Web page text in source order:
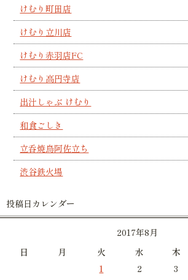
けむり町田店
けむり立川店
けむり赤羽店FC
けむり高円寺店
出汁しゃぶ けむり
和食ごしき
立呑焼鳥阿佐立ち
渋谷鉄火場
投稿日カレンダー
2017年8月
日
月 火 水 木
1 2 3